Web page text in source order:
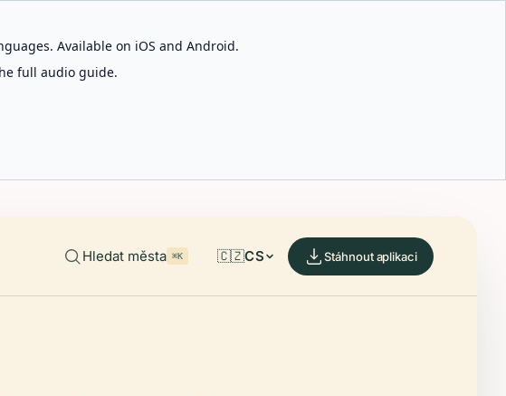
Available on iOS and Android.
full audio guide.
Hledat města ⌘K 🇨🇿CS Stáhnout aplikaci